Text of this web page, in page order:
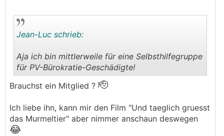
..
Jean-Luc schrieb:
Aja ich bin mittlerweile für eine Selbsthilfegruppe
für PV-Bürokratie-Geschädigte!
Brauchst ein Mitglied ? 🫡
Ich liebe ihn, kann mir den Film "Und taeglich gruesst
das Murmeltier" aber nimmer anschaun deswegen
😂